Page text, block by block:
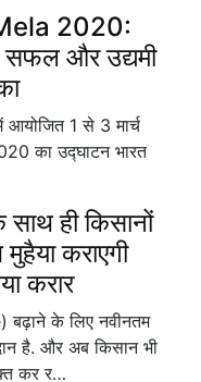
2020:
सफल और उद्यमी
1 से 3 मार्च
का उद्घाटन भारत
ही किसानों
कराएगी
करार
के लिए नवीनतम
है. और अब किसान भी
कर र…